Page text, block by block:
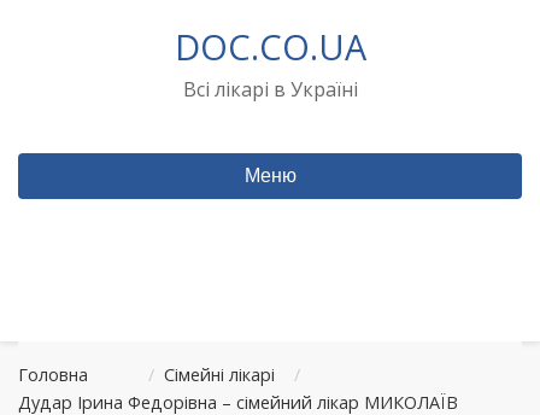
DOC.CO.UA
Всі лікарі в Україні
Меню
Головна / Сімейні лікарі
/
Дудар Ірина Федорівна – сімейний лікар МИКОЛАЇВ